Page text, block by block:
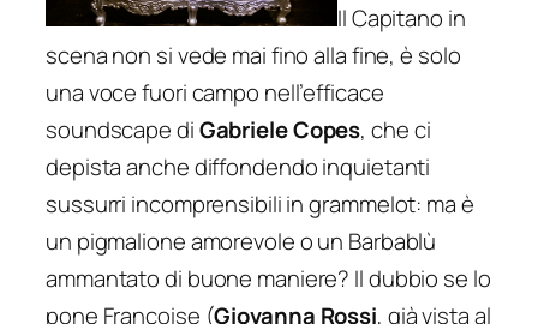
Il Capitano in
scena non si vede mai fino alla fine, è solo
una voce fuori campo nell’efficace
soundscape diGabriele Copes, che ci
depista anche diffondendo inquietanti
sussurri incomprensibili ingrammelot: ma è
un pigmalione amorevole o un Barbablù
ammantato di buone maniere? Il dubbio se lo
pone Françoise (Giovanna Rossi, già vista al